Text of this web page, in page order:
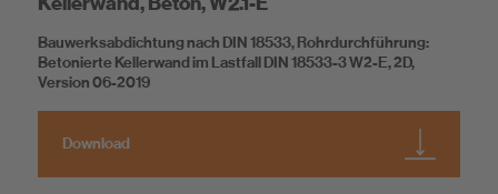
Bauwerksabdichtung nach DIN 18533, Rohrdurchführung:
Betonierte Kellerwand im Lastfall DIN 18533-3 W2-E, 2D,
Version 06-2019
Download